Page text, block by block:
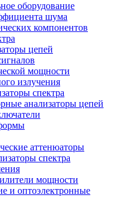
оборудование
шума
компонентов
цепей
мощности
излучения
спектра
анализаторы цепей
аттенюаторы
спектра
мощности
и оптоэлектронные